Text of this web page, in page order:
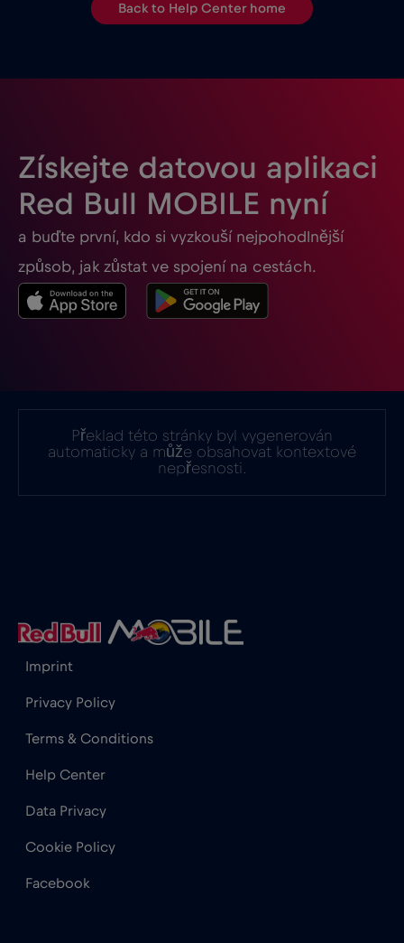
Back to Help Center home
Získejte datovou aplikaci
Red Bull MOBILE nyní
a buďte první, kdo si vyzkouší nejpohodlnější
způsob, jak zůstat ve spojení na cestách.
Překlad této stránky byl vygenerován
automaticky a může obsahovat kontextové
nepřesnosti.
Imprint
Privacy Policy
Terms & Conditions
Help Center
Data Privacy
Cookie Policy
Facebook